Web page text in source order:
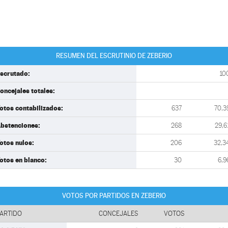
RESUMEN DEL ESCRUTINIO DE ZEBERIO
totales:
contabilizados: 637
268
nulos: 206
en blanco: 30
VOTOS POR PARTIDOS EN ZEBERIO
CONCEJALES VOTOS